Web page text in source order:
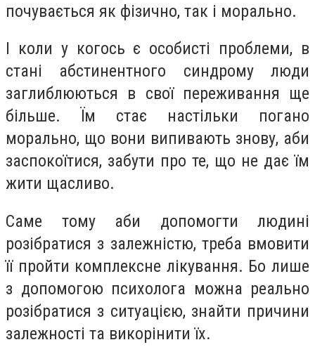
почувається як фізично, так і морально.
І коли у когось є особисті проблеми, в
стані абстинентного синдрому люди
заглиблюються в свої переживання ще
більше. Їм стає настільки погано
морально, що вони випивають знову, аби
заспокоїтися, забути про те, що не дає їм
жити щасливо.
Саме тому аби допомогти людині
розібратися з залежністю, треба вмовити
її пройти комплексне лікування. Бо лише
з допомогою психолога можна реально
розібратися з ситуацією, знайти причини
залежності та викорінити їх.